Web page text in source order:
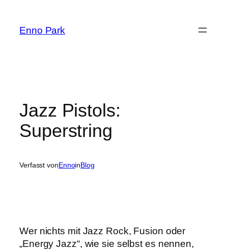
springen
Enno Park
Jazz Pistols:
Superstring
Verfasst vonEnnoinBlog
Wer nichts mit Jazz Rock, Fusion oder
„Energy Jazz“, wie sie selbst es nennen,